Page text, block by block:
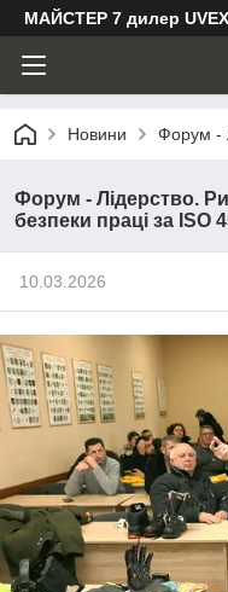
МАЙСТЕР 7 дилер
Новини Форум -
Форум - Лідерство.
безпеки праці за ISO
10.03.2026